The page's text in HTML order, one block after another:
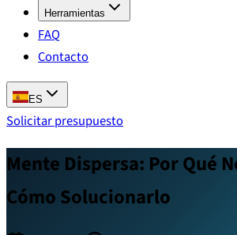
Herramientas
FAQ
Contacto
ES
Solicitar presupuesto
Mente Dispersa: Por Qué
Cómo Solucionarlo